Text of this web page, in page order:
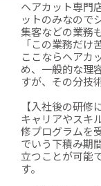
ヘアカット専門
ットのみなので
集客などの業務
「この業務だけ
ここならヘアカ
め、一般的な理
すが、その分技
【入社後の研修
キャリアやスキ
修プログラムを
でいう下積み期
立つことが可能
す。